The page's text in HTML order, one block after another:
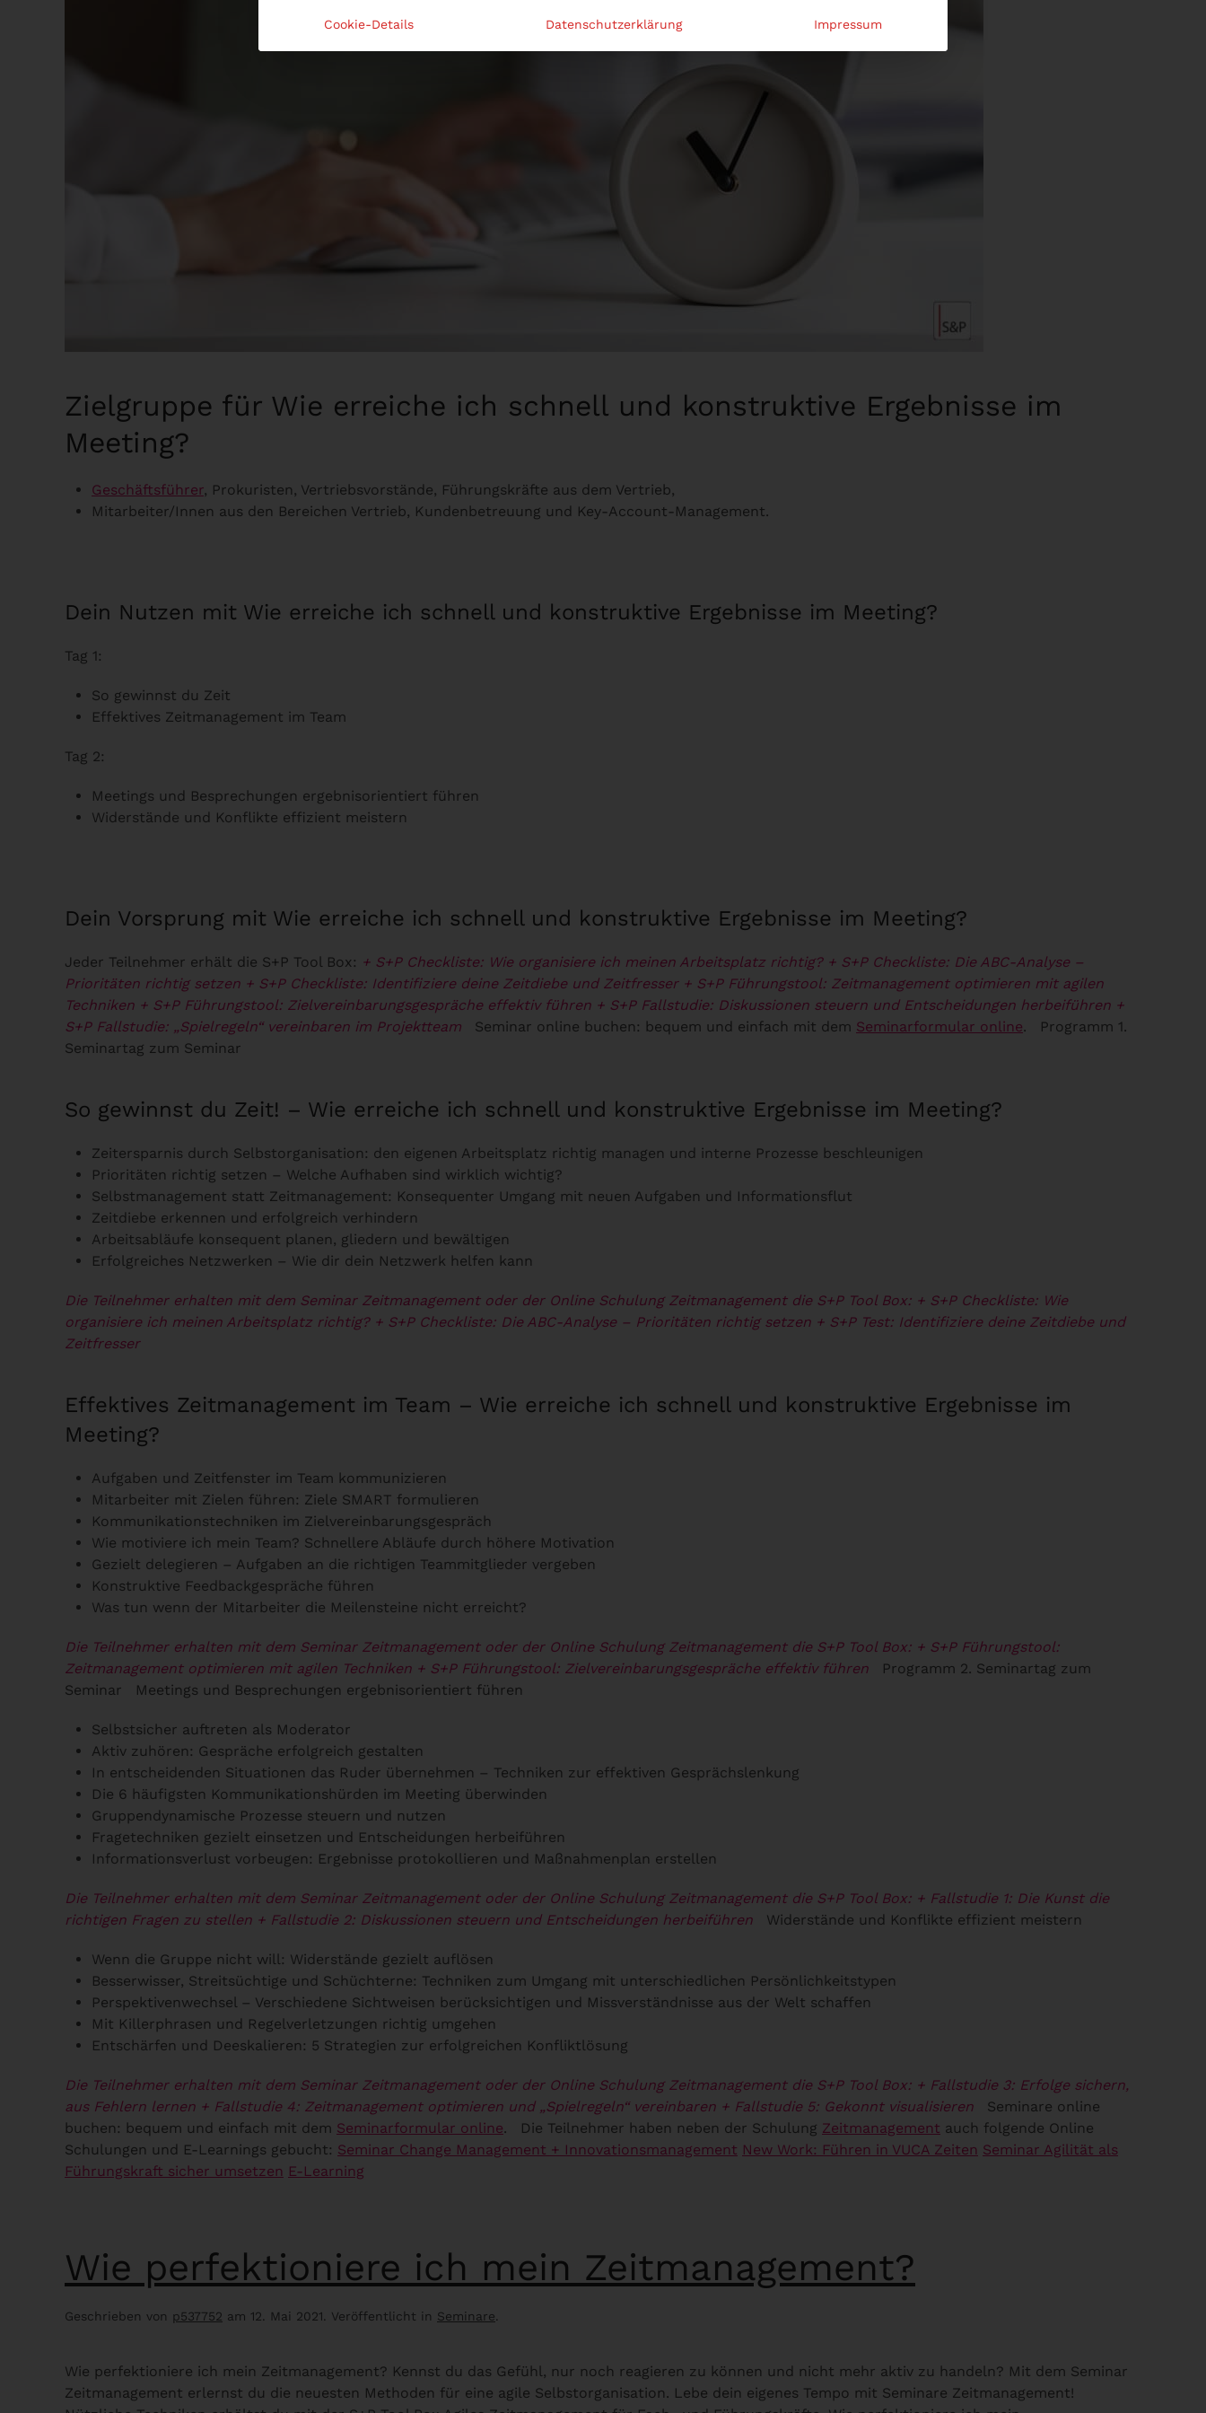
Zielgruppe für Wie erreiche ich schnell und konstruktive Ergebnisse im
Meeting?
Geschäftsführer, Prokuristen, Vertriebsvorstände, Führungskräfte aus dem Vertrieb,
Mitarbeiter/Innen aus den Bereichen Vertrieb, Kundenbetreuung und Key-Account-Management.
Dein Nutzen mit Wie erreiche ich schnell und konstruktive Ergebnisse im Meeting?
Tag 1:
So gewinnst du Zeit
Effektives Zeitmanagement im Team
Tag 2:
Meetings und Besprechungen ergebnisorientiert führen
Widerstände und Konflikte effizient meistern
Dein Vorsprung mit Wie erreiche ich schnell und konstruktive Ergebnisse im Meeting?
Jeder Teilnehmer erhält die S+P Tool Box: + S+P Checkliste: Wie organisiere ich meinen Arbeitsplatz richtig? + S+P Checkliste: Die ABC-Analyse –
Prioritäten richtig setzen + S+P Checkliste: Identifiziere deine Zeitdiebe und Zeitfresser + S+P Führungstool: Zeitmanagement optimieren mit agilen
Techniken + S+P Führungstool: Zielvereinbarungsgespräche effektiv führen + S+P Fallstudie: Diskussionen steuern und Entscheidungen herbeiführen +
S+P Fallstudie: „Spielregeln“ vereinbaren im Projektteam Seminar online buchen: bequem und einfach mit dem Seminarformular online. Programm 1.
Seminartag zum Seminar
So gewinnst du Zeit! – Wie erreiche ich schnell und konstruktive Ergebnisse im Meeting?
Zeitersparnis durch Selbstorganisation: den eigenen Arbeitsplatz richtig managen und interne Prozesse beschleunigen
Prioritäten richtig setzen – Welche Aufhaben sind wirklich wichtig?
Selbstmanagement statt Zeitmanagement: Konsequenter Umgang mit neuen Aufgaben und Informationsflut
Zeitdiebe erkennen und erfolgreich verhindern
Arbeitsabläufe konsequent planen, gliedern und bewältigen
Erfolgreiches Netzwerken – Wie dir dein Netzwerk helfen kann
Die Teilnehmer erhalten mit dem Seminar Zeitmanagement oder der Online Schulung Zeitmanagement die S+P Tool Box: + S+P Checkliste: Wie
organisiere ich meinen Arbeitsplatz richtig? + S+P Checkliste: Die ABC-Analyse – Prioritäten richtig setzen + S+P Test: Identifiziere deine Zeitdiebe und
Zeitfresser
Effektives Zeitmanagement im Team – Wie erreiche ich schnell und konstruktive Ergebnisse im
Meeting?
Aufgaben und Zeitfenster im Team kommunizieren
Mitarbeiter mit Zielen führen: Ziele SMART formulieren
Kommunikationstechniken im Zielvereinbarungsgespräch
Wie motiviere ich mein Team? Schnellere Abläufe durch höhere Motivation
Gezielt delegieren – Aufgaben an die richtigen Teammitglieder vergeben
Konstruktive Feedbackgespräche führen
Was tun wenn der Mitarbeiter die Meilensteine nicht erreicht?
Die Teilnehmer erhalten mit dem Seminar Zeitmanagement oder der Online Schulung Zeitmanagement die S+P Tool Box: + S+P Führungstool:
Zeitmanagement optimieren mit agilen Techniken + S+P Führungstool: Zielvereinbarungsgespräche effektiv führen Programm 2. Seminartag zum
Seminar
Meetings und Besprechungen ergebnisorientiert führen
Selbstsicher auftreten als Moderator
Aktiv zuhören: Gespräche erfolgreich gestalten
In entscheidenden Situationen das Ruder übernehmen – Techniken zur effektiven Gesprächslenkung
Die 6 häufigsten Kommunikationshürden im Meeting überwinden
Gruppendynamische Prozesse steuern und nutzen
Fragetechniken gezielt einsetzen und Entscheidungen herbeiführen
Informationsverlust vorbeugen: Ergebnisse protokollieren und Maßnahmenplan erstellen
Die Teilnehmer erhalten mit dem Seminar Zeitmanagement oder der Online Schulung Zeitmanagement die S+P Tool Box: + Fallstudie 1: Die Kunst die
richtigen Fragen zu stellen + Fallstudie 2: Diskussionen steuern und Entscheidungen herbeiführen Widerstände und Konflikte effizient meistern
Wenn die Gruppe nicht will: Widerstände gezielt auflösen
Besserwisser, Streitsüchtige und Schüchterne: Techniken zum Umgang mit unterschiedlichen Persönlichkeitstypen
Perspektivenwechsel – Verschiedene Sichtweisen berücksichtigen und Missverständnisse aus der Welt schaffen
Mit Killerphrasen und Regelverletzungen richtig umgehen
Entschärfen und Deeskalieren: 5 Strategien zur erfolgreichen Konfliktlösung
Die Teilnehmer erhalten mit dem Seminar Zeitmanagement oder der Online Schulung Zeitmanagement die S+P Tool Box: + Fallstudie 3: Erfolge sichern,
aus Fehlern lernen + Fallstudie 4: Zeitmanagement optimieren und „Spielregeln“ vereinbaren + Fallstudie 5: Gekonnt visualisieren Seminare online
buchen: bequem und einfach mit dem Seminarformular online. Die Teilnehmer haben neben der Schulung Zeitmanagement auch folgende Online
Schulungen und E-Learnings gebucht: Seminar Change Management + Innovationsmanagement New Work: Führen in VUCA Zeiten Seminar Agilität als
Führungskraft sicher umsetzen E-Learning
Wie perfektioniere ich mein Zeitmanagement?
Geschrieben von p537752 am 12. Mai 2021 . Veröffentlicht in Seminare
Wie perfektioniere ich mein Zeitmanagement? Kennst du das Gefühl, nur noch reagieren zu können und nicht mehr aktiv zu handeln? Mit dem Seminar
Zeitmanagement erlernst du die neuesten Methoden für eine agile Selbstorganisation. Lebe dein eigenes Tempo mit Seminare Zeitmanagement!
Cookie-Details Datenschutzerklärung Impressum